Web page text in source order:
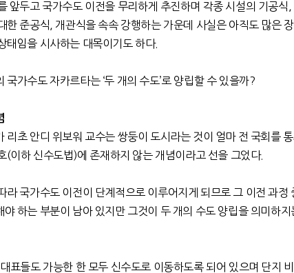
앞두고 국가수도 이전을 무리하게 추진하며 각종 시설의 기공식
한 준공식
개관식을 속속 강행하는 가운데 사실은 아직도 많은 장
태임을 시사하는 대목이기도 하다.
국가수도 자카르타는 ‘두 개의 수도’로 양립할 수 있을까?
리초 안디 위보워 교수는 쌍둥이 도시라는 것이 얼마 전 국회를
(이하 신수도법)에 존재하지 않는 개념이라고 선을 그었다.
라 국가수도 이전이 단계적으로 이루어지게 되므로 그 이전 과정
하는 부분이 남아 있지만 그것이 두 개의 수도 양립을 의미하지
표들도 가능한 한 모두 신수도로 이동하도록 되어 있으며 단지